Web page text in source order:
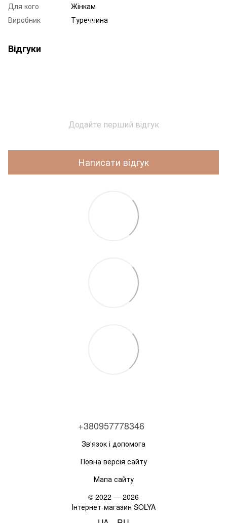
Для кого
Жінкам
Виробник
Туреччина
Відгуки
Додайте перший відгук
Написати відгук
+380957778346
Зв'язок і допомога
Повна версія сайту
Мапа сайту
© 2022 — 2026
Інтернет-магазин SOLYA